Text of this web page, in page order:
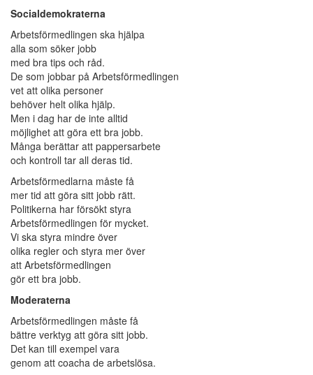
Socialdemokraterna
Arbetsförmedlingen ska hjälpa
alla som söker jobb
med bra tips och råd.
De som jobbar på Arbetsförmedlingen
vet att olika personer
behöver helt olika hjälp.
Men i dag har de inte alltid
möjlighet att göra ett bra jobb.
Många berättar att pappersarbete
och kontroll tar all deras tid.
Arbetsförmedlarna måste få
mer tid att göra sitt jobb rätt.
Politikerna har försökt styra
Arbetsförmedlingen för mycket.
Vi ska styra mindre över
olika regler och styra mer över
att Arbetsförmedlingen
gör ett bra jobb.
Moderaterna
Arbetsförmedlingen måste få
bättre verktyg att göra sitt jobb.
Det kan till exempel vara
genom att coacha de arbetslösa.